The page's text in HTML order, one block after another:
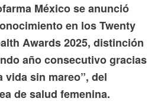
México se anunció
en los Twenty
Awards 2025, distinción
año consecutivo gracias
vida sin mareo”, del
de salud femenina.